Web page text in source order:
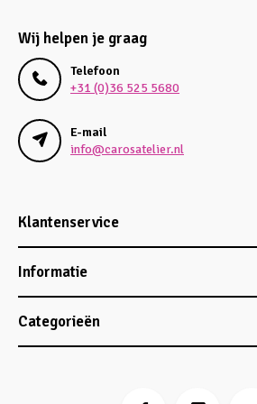
Wij helpen je graag
Telefoon
+31 (0)36 525 5680
E-mail
info@carosatelier.nl
Klantenservice
Informatie
Categorieën